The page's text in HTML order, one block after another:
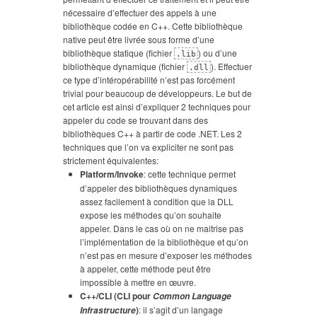
nécessaire d’effectuer des appels à une
bibliothèque codée en C++. Cette bibliothèque
native peut être livrée sous forme d’une
bibliothèque statique (fichier
.lib ) ou d’une
bibliothèque dynamique (fichier
.dll ). Effectuer
ce type d’intéropérabilité n’est pas forcément
trivial pour beaucoup de développeurs. Le but de
cet article est ainsi d’expliquer 2 techniques pour
appeler du code se trouvant dans des
bibliothèques C++ à partir de code .NET. Les 2
techniques que l’on va expliciter ne sont pas
strictement équivalentes:
Platform/Invoke: cette technique permet
d’appeler des bibliothèques dynamiques
assez facilement à condition que la DLL
expose les méthodes qu’on souhaite
appeler. Dans le cas où on ne maitrise pas
l’implémentation de la bibliothèque et qu’on
n’est pas en mesure d’exposer les méthodes
à appeler, cette méthode peut être
impossible à mettre en œuvre.
C++/CLI (CLI pour Common Language
Infrastructure): il s’agit d’un langage